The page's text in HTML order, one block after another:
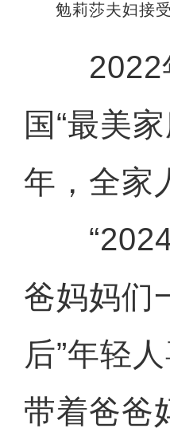
勉莉莎夫妇接
2022年
国“最美
年，全家
“2024
爸妈妈们
后”年轻
带着爸爸